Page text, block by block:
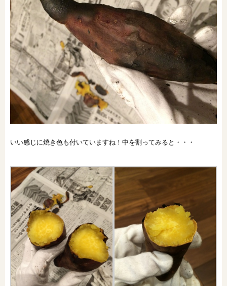
いい感じに焼き色も付いていますね！中を割ってみると・・・